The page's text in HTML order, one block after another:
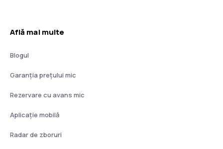
Află mai multe
Blogul
Garanția prețului mic
Rezervare cu avans mic
Aplicație mobilă
Radar de zboruri